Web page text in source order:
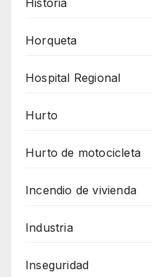
Horqueta
Hospital Regional
Hurto
Hurto de motocicleta
Incendio de vivienda
Industria
Inseguridad